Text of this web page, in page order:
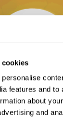
cookies
features and to
about
and